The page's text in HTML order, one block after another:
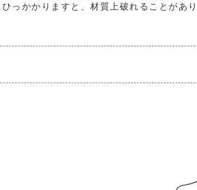
っかかりますと、材質上破れることがあ